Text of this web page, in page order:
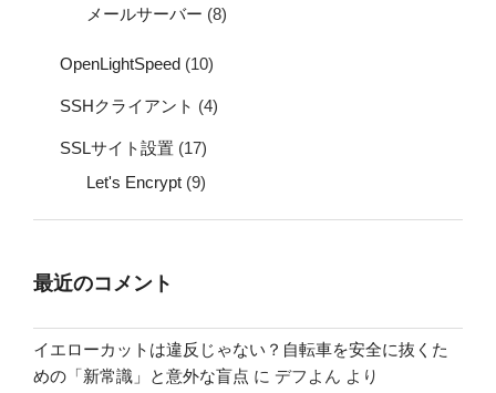
メールサーバー (8)
OpenLightSpeed (10)
SSHクライアント (4)
SSLサイト設置 (17)
Let's Encrypt (9)
最近のコメント
イエローカットは違反じゃない？自転車を安全に抜くた
めの「新常識」と意外な盲点 に デフよん より